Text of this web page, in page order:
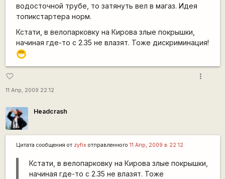
водосточной трубе, то затянуть вел в магаз. Идея
топикстартера норм.
Кстати, в велопарковку на Кирова злые покрышки,
начиная где-то с 2.35 не влазят. Тоже дискриминация!
;D
favorite_border
11 Апр, 2009 22:12
more_vert
Headcrash
Цитата сообщения от zyfixотправленного 11 Апр, 2009 в 22:12
Кстати, в велопарковку на Кирова злые покрышки,
начиная где-то с 2.35 не влазят. Тоже